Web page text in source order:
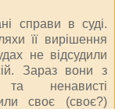
справи в суді.
її вирішення
не відсудили
Зараз вони з
та ненависті
своє (своє?)